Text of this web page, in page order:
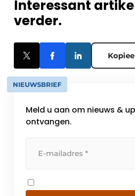
Interessant
verder.
NIEUWSBRIEF
Meld u aan om nieuws &
ontvangen.